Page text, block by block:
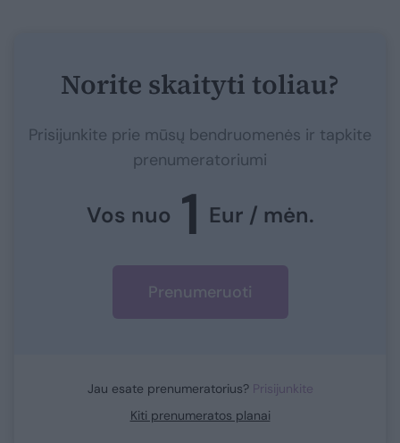
Norite skaityti toliau?
Prisijunkite prie mūsų bendruomenės ir tapkite
prenumeratoriumi
Vos nuo 1 Eur / mėn.
Prenumeruoti
Jau esate prenumeratorius? Prisijunkite
Kiti prenumeratos planai